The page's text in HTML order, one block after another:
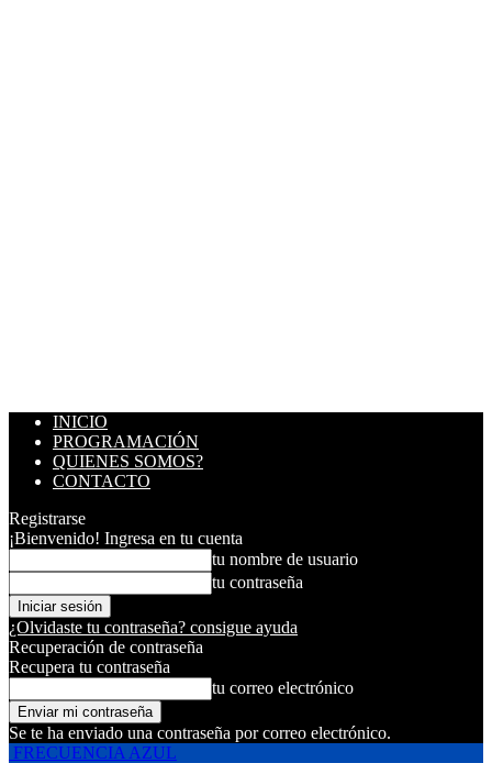
INICIO
PROGRAMACIÓN
QUIENES SOMOS?
CONTACTO
Registrarse
¡Bienvenido! Ingresa en tu cuenta
tu nombre de usuario
tu contraseña
¿Olvidaste tu contraseña? consigue ayuda
Recuperación de contraseña
Recupera tu contraseña
tu correo electrónico
Se te ha enviado una contraseña por correo electrónico.
FRECUENCIA AZUL